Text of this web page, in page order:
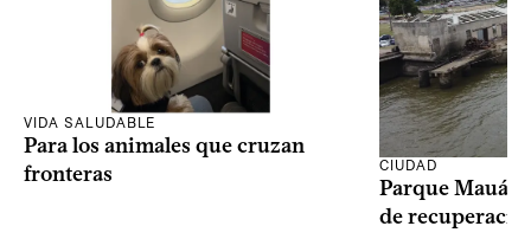
VIDA SALUDABLE
Para los animales que cruzan
fronteras
CIUDAD
Parque Mauá
de